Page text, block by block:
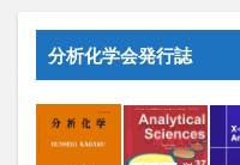
分析化学会発行誌